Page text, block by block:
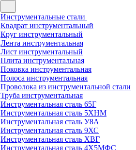
Инструментальные стали
Квадрат инструментальный
Круг инструментальный
Лента инструментальная
Лист инструментальный
Плита инструментальная
Поковка инструментальная
Полоса инструментальная
Проволока из инструментальной стали
Труба инструментальная
Инструментальная сталь 65Г
Инструментальная сталь 5ХНМ
Инструментальная сталь У8А
Инструментальная сталь 9ХС
Инструментальная сталь ХВГ
Инструментальная сталь 4Х5МФС